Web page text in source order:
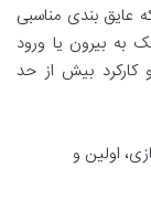
عایق بندی مناسبی
به بیرون یا ورود
کارکرد بیش از حد
اولین و